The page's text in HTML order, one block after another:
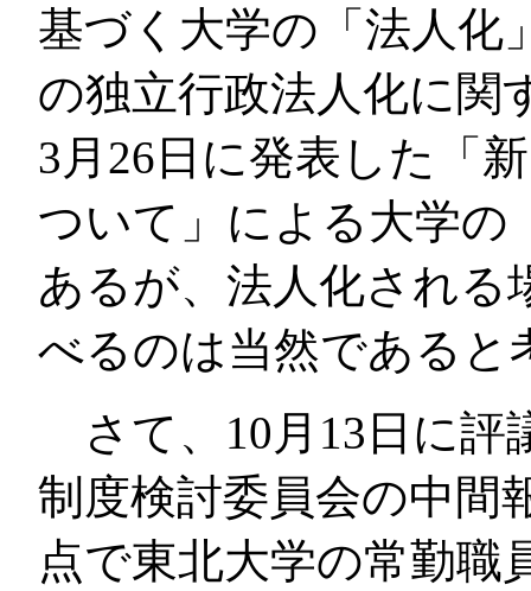
基づく大学の「法人化
の独立行政法人化に関
3月26日に発表した「
ついて」による大学の
あるが、法人化される
べるのは当然であると
さて、10月13日に評
制度検討委員会の中間
点で東北大学の常勤職